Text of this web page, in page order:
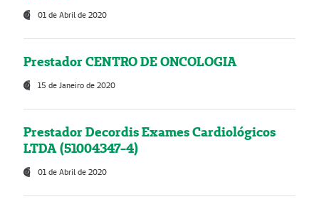
01 de Abril de 2020
Prestador CENTRO DE ONCOLOGIA
15 de Janeiro de 2020
Prestador Decordis Exames Cardiológicos
LTDA (51004347-4)
01 de Abril de 2020